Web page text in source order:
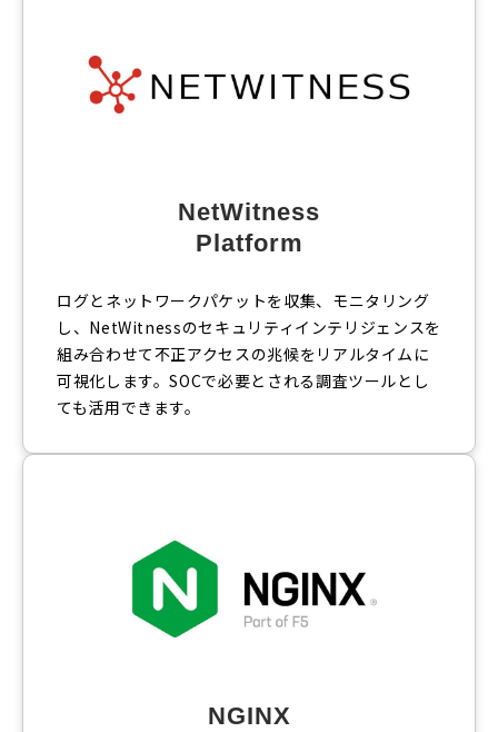
NetWitness
Platform
ログとネットワークパケットを収集、モニタリング
し、NetWitnessのセキュリティインテリジェンスを
組み合わせて不正アクセスの兆候をリアルタイムに
可視化します。SOCで必要とされる調査ツールとし
ても活用できます。
NGINX